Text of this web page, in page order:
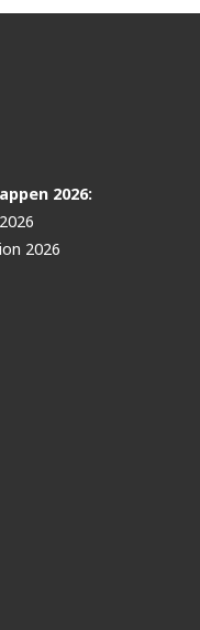
2026:
2026